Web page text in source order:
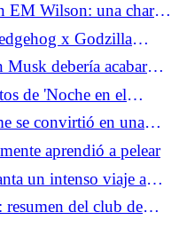
EM Wilson: una charla
viral 'Situationship'
x Godzilla
de escalamiento de
debería acabar
películas sobre IA de
de 'Noche en el
se convirtió en una
contra Goliat en la
aprendió a pelear
un intenso viaje a
encantadadel club de